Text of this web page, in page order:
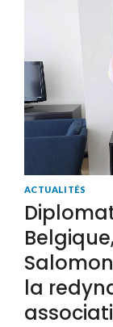
ACTUALITÉS
la